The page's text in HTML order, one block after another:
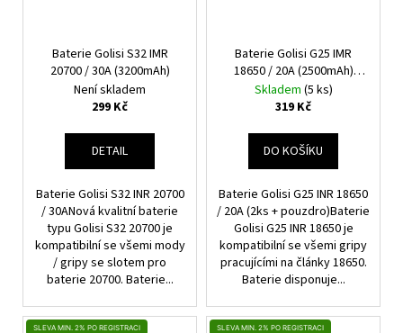
Baterie Golisi S32 IMR
20700 / 30A (3200mAh)
Není skladem
299 Kč
DETAIL
Baterie Golisi S32 INR 20700
/ 30ANová kvalitní baterie
typu Golisi S32 20700 je
kompatibilní se všemi mody
/ gripy se slotem pro
baterie 20700. Baterie...
Baterie Golisi G25 IMR
18650 / 20A (2500mAh)
(2ks + pouzdro)
Skladem (5 ks)
319 Kč
DO KOŠÍKU
Baterie Golisi G25 INR 18650
/ 20A (2ks + pouzdro)Baterie
Golisi G25 INR 18650 je
kompatibilní se všemi gripy
pracujícími na články 18650.
Baterie disponuje...
SLEVA MIN. 2% PO REGISTRACI SLEVA MIN. 2% PO REGISTRACI